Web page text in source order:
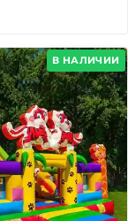
В НАЛИЧИИ